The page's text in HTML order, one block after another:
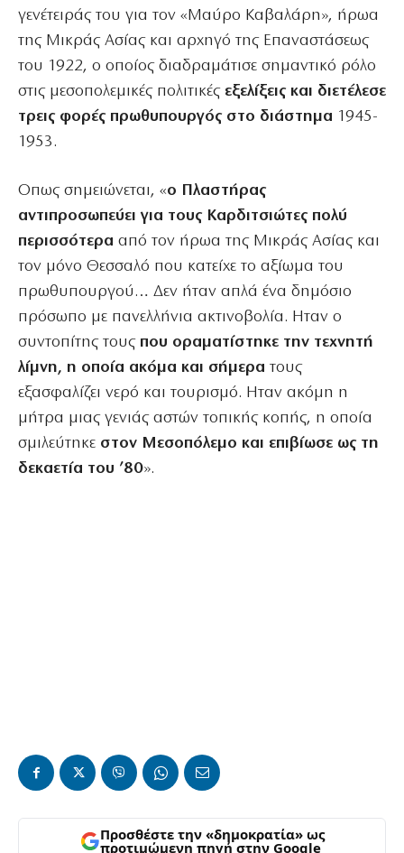
γενέτειράς του για τον «Μαύρο Καβαλάρη», ήρωα
της Μικράς Ασίας και αρχηγό της Επαναστάσεως
του 1922, ο οποίος διαδραμάτισε σημαντικό ρόλο
στις μεσοπολεμικές πολιτικές εξελίξεις και διετέλεσε
τρεις φορές πρωθυπουργός στο διάστημα 1945-
1953.
Οπως σημειώνεται, «ο Πλαστήρας
αντιπροσωπεύει για τους Καρδιτσιώτες πολύ
περισσότερα από τον ήρωα της Μικράς Ασίας και
τον μόνο Θεσσαλό που κατείχε το αξίωμα του
πρωθυπουργού… Δεν ήταν απλά ένα δημόσιο
πρόσωπο με πανελλήνια ακτινοβολία. Ηταν ο
συντοπίτης τους που οραματίστηκε την τεχνητή
λίμνη, η οποία ακόμα και σήμερα τους
εξασφαλίζει νερό και τουρισμό. Ηταν ακόμη η
μήτρα μιας γενιάς αστών τοπικής κοπής, η οποία
σμιλεύτηκε στον Μεσοπόλεμο και επιβίωσε ως τη
δεκαετία του ’80».
Προσθέστε την «δημοκρατία» ως
προτιμώμενη πηγή στην Google